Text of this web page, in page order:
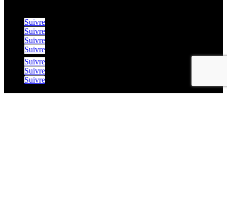
Suivre
Suivre
Suivre
Suivre
Suivre
Suivre
Suivre